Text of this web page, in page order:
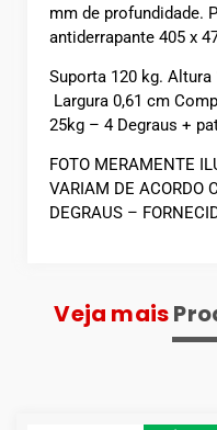
mm de profundidade.
antiderrapante 405 x
Suporta 120 kg.
Largura 0,61 cm
25kg – 4 Degraus +
FOTO MERAMENTE
VARIAM DE ACORDO
DEGRAUS –
Veja mais